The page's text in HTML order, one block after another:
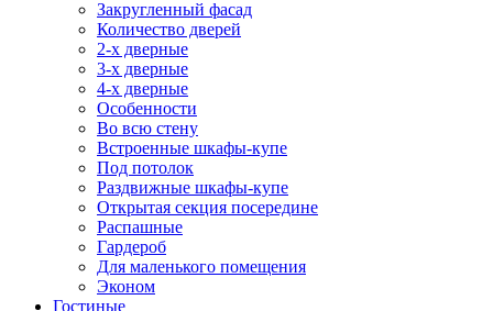
Закругленный фасад
Количество дверей
2-х дверные
3-х дверные
4-х дверные
Особенности
Во всю стену
Встроенные шкафы-купе
Под потолок
Раздвижные шкафы-купе
Открытая секция посередине
Распашные
Гардероб
Для маленького помещения
Эконом
Гостиные